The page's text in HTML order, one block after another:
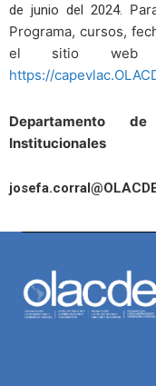
de junio del 2024.
Programa, cursos,
el sitio web
https://
Departamento
Institucionales